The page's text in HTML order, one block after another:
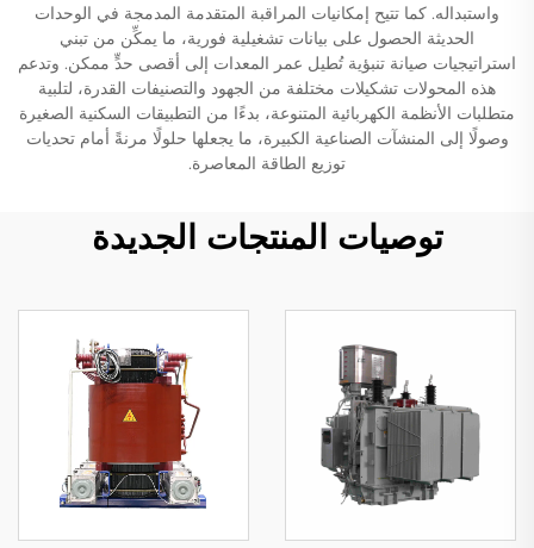
واستبداله. كما تتيح إمكانيات المراقبة المتقدمة المدمجة في الوحدات
الحديثة الحصول على بيانات تشغيلية فورية، ما يمكِّن من تبني
استراتيجيات صيانة تنبؤية تُطيل عمر المعدات إلى أقصى حدٍّ ممكن. وتدعم
هذه المحولات تشكيلات مختلفة من الجهود والتصنيفات القدرة، لتلبية
متطلبات الأنظمة الكهربائية المتنوعة، بدءًا من التطبيقات السكنية الصغيرة
وصولًا إلى المنشآت الصناعية الكبيرة، ما يجعلها حلولًا مرنةً أمام تحديات
توزيع الطاقة المعاصرة.
توصيات المنتجات الجديدة